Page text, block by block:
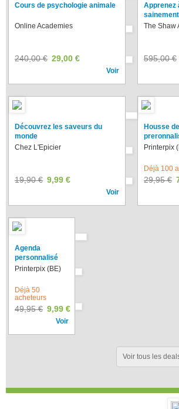
Cours de psychologie animale
Apprenez
Online Academies
The Shaw
240,00 € 29,00 €
Voir
595,00 €
Découvrez les saveurs du
monde
Housse
Chez L'Epicier
Printerpix
19,90 € 9,99 €
Voir
Déjà 100
29,95 €
Agenda
personnalisé
Printerpix (BE)
Déjà 50
acheteurs
49,95 € 9,99 €
Voir
Voir tous les